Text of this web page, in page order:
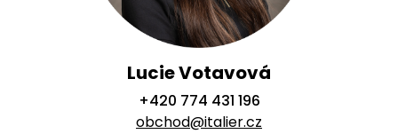
Lucie Votavová
+420 774 431 196
obchod@italier.cz